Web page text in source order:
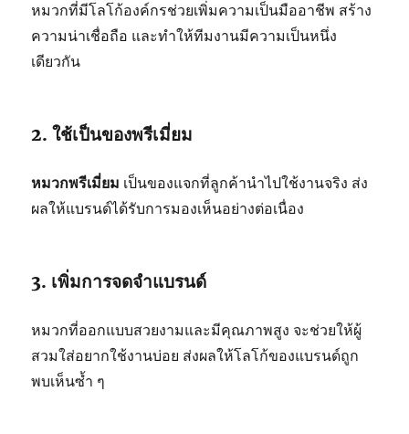
หมวกที่มีโลโก้องค์กรช่วยเพิ่มความเป็นมืออาชีพ สร้าง
ความน่าเชื่อถือ และทำให้ทีมงานมีความเป็นหนึ่ง
เดียวกัน
2. ใช้เป็นของพรีเมี่ยม
หมวกพรีเมี่ยม เป็นของแจกที่ลูกค้านำไปใช้งานจริง ส่ง
ผลให้แบรนด์ได้รับการมองเห็นอย่างต่อเนื่อง
3. เพิ่มการจดจำแบรนด์
หมวกที่ออกแบบสวยงามและมีคุณภาพสูง จะช่วยให้ผู้
สวมใส่อยากใช้งานบ่อย ส่งผลให้โลโก้ของแบรนด์ถูก
พบเห็นซ้ำ ๆ